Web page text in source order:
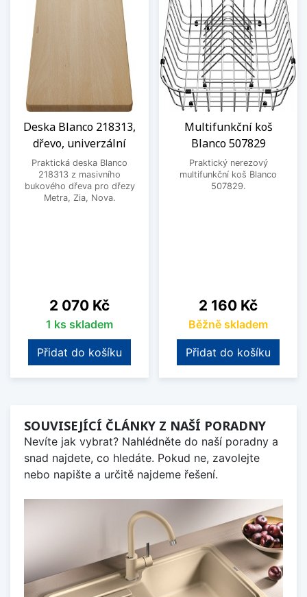
Deska Blanco 218313,
dřevo, univerzální
Praktická deska Blanco
218313 z masivního
bukového dřeva pro dřezy
Metra, Zia, Nova.
Cena
2 070 Kč
1 ks skladem
Přidat do košíku
Multifunkční koš
Blanco 507829
Praktický nerezový
multifunkční koš Blanco
507829.
Cena
2 160 Kč
Běžně skladem
Přidat do košíku
SOUVISEJÍCÍ ČLÁNKY Z NAŠÍ PORADNY
Nevíte jak vybrat? Nahlédněte do naší poradny a
snad najdete, co hledáte. Pokud ne, zavolejte
nebo napište a určitě najdeme řešení.